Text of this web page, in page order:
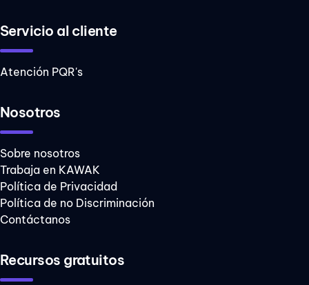
Servicio al cliente
Atención PQR's
Nosotros
Sobre nosotros
Trabaja en KAWAK
Política de Privacidad
Política de no Discriminación
Contáctanos
Recursos gratuitos